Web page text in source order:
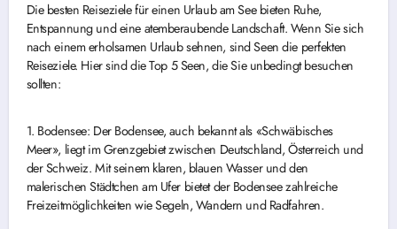
Die besten Reiseziele für einen Urlaub am See bieten Ruhe,
Entspannung und eine atemberaubende Landschaft. Wenn Sie sich
nach einem erholsamen Urlaub sehnen, sind Seen die perfekten
Reiseziele. Hier sind die Top 5 Seen, die Sie unbedingt besuchen
sollten:
1. Bodensee: Der Bodensee, auch bekannt als «Schwäbisches
Meer», liegt im Grenzgebiet zwischen Deutschland, Österreich und
der Schweiz. Mit seinem klaren, blauen Wasser und den
malerischen Städtchen am Ufer bietet der Bodensee zahlreiche
Freizeitmöglichkeiten wie Segeln, Wandern und Radfahren.